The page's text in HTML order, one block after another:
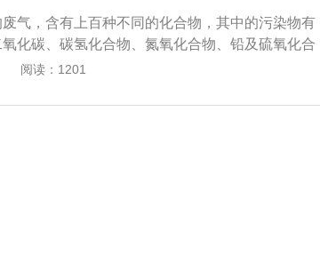
烧率，安装防污染处理设备和开发新型汽年;二是
放标准，采取报废更新，及时淘汰旧车;三是提高
车辆，减少有害物质的排放。
气，含有上百种不同的化合物，其中的污染物有
化碳、碳氢化合物、氮氧化合物、铅及硫氧化合
害，其对于温室气体浓度增加的“贡献”不容忽
尾气污染的防治可以从三个方面入手：一是改进
阅读：1201